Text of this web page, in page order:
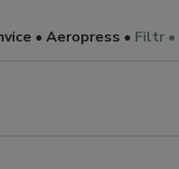
• Aeropress • Filtr